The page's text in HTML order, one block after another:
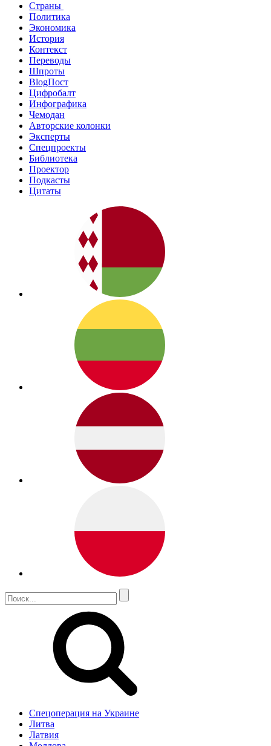
Страны
Политика
Экономика
История
Контекст
Переводы
Шпроты
BlogПост
Цифробалт
Инфографика
Чемодан
Авторские колонки
Эксперты
Спецпроекты
Библиотека
Проектор
Подкасты
Цитаты
Спецоперация на Украине
Литва
Латвия